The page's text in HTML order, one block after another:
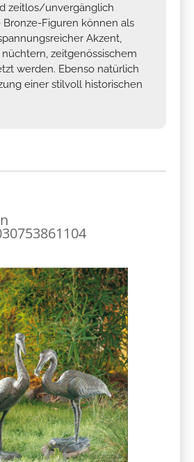
zeitlos/unvergänglich
Bronze-Figuren können als
Akzent,
zeitgenössischem
werden. Ebenso natürlich
einer stilvoll historischen